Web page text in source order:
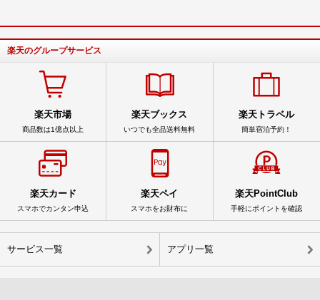
楽天のグループサービス
楽天市場
商品数は1億点以上
楽天ブックス
いつでも全品送料無料
楽天トラベル
簡単宿泊予約！
楽天カード
スマホでカンタン申込
楽天ペイ
スマホをお財布に
楽天PointClub
手軽にポイントを確認
サービス一覧 アプリ一覧